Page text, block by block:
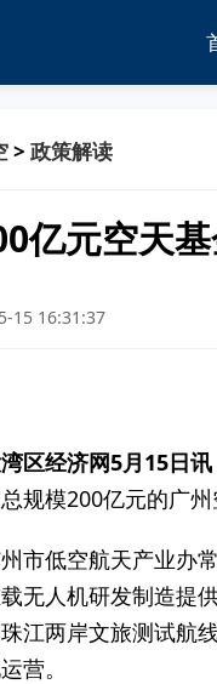
> 政策解读
亿元空天
15 16:31:37
区经济网5月15日讯
规模200亿元的广
市低空航天产业办
无人机研发制造提
江两岸文旅测试航
营。